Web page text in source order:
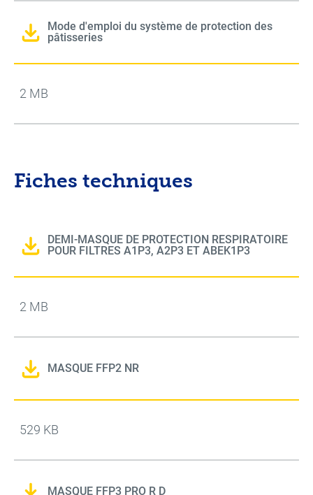
Mode d'emploi du système de protection des
pâtisseries
2 MB
Fiches techniques
DEMI-MASQUE DE PROTECTION RESPIRATOIRE
POUR FILTRES A1P3, A2P3 ET ABEK1P3
2 MB
MASQUE FFP2 NR
529 KB
MASQUE FFP3 PRO R D